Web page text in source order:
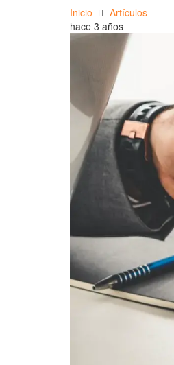
Inicio
Artículos
hace 3 años